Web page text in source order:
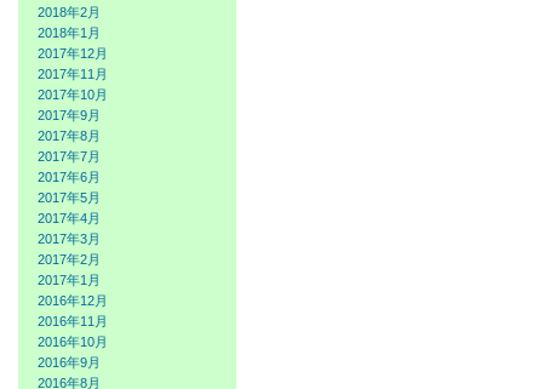
2018年2月
2018年1月
2017年12月
2017年11月
2017年10月
2017年9月
2017年8月
2017年7月
2017年6月
2017年5月
2017年4月
2017年3月
2017年2月
2017年1月
2016年12月
2016年11月
2016年10月
2016年9月
2016年8月